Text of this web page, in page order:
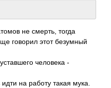
не смерть, тогда
говорил этот безумный
человека -
на работу такая мука.